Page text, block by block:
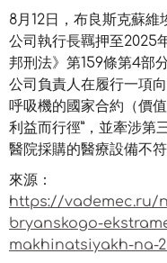
8月12日，布良斯克蘇
公司執行長羈押至2025
邦刑法》第159條第4部
公司負責人在履行一項
呼吸機的國家合約（價
利益而行徑”，並牽涉第
醫院採購的醫療設備不
來源：
https://vademec.ru/
bryanskogo-
makhinatsiyakh-na-